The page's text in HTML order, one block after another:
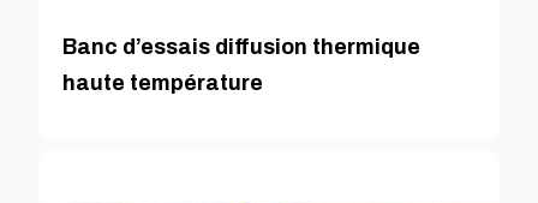
Banc d’essais diffusion thermique
haute température